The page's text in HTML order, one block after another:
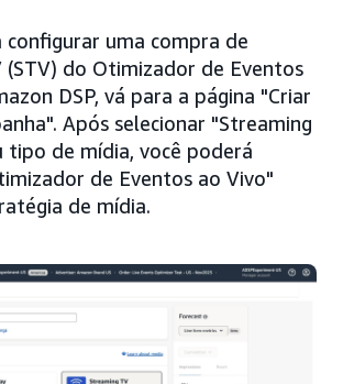
configurar uma compra de
(STV) do Otimizador de Eventos
DSP, vá para a página "Criar
Após selecionar "Streaming
tipo de mídia, você poderá
de Eventos ao Vivo"
de mídia.